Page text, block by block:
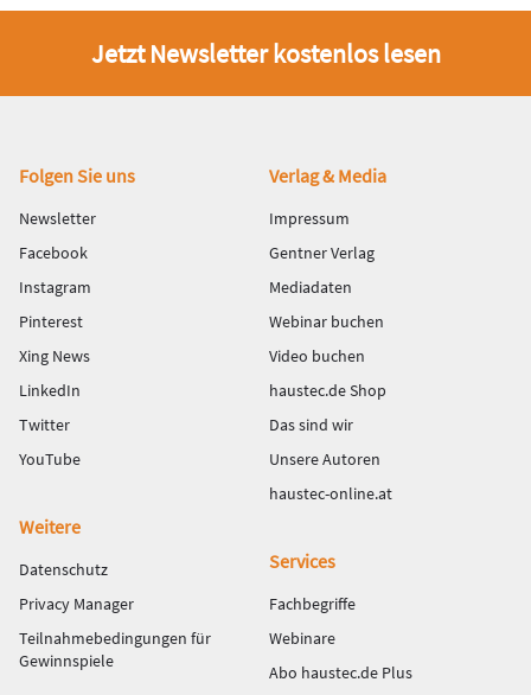
Jetzt Newsletter kostenlos lesen
Fußbereich
Folgen Sie uns
Newsletter
Facebook
Instagram
Pinterest
Xing News
LinkedIn
Twitter
YouTube
Verlag & Media
Impressum
Gentner Verlag
Mediadaten
Webinar buchen
Video buchen
haustec.de Shop
Das sind wir
Unsere Autoren
haustec-online.at
Weitere
Datenschutz
Privacy Manager
Teilnahmebedingungen für
Gewinnspiele
Services
Fachbegriffe
Webinare
Abo haustec.de Plus